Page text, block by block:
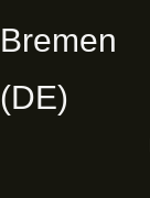
Bremen
(DE)